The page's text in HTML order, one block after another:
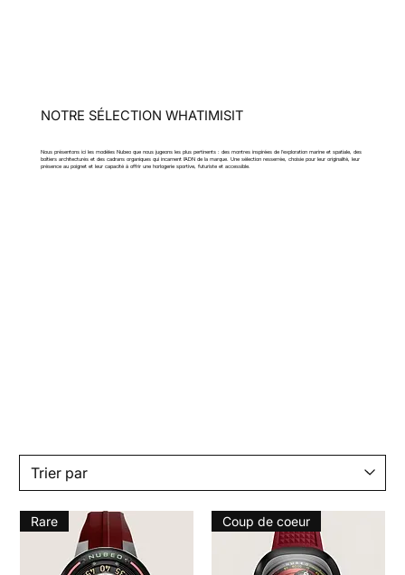
NOTRE SÉLECTION WHATIMISIT
Nous présentons ici les modèles Nubeo que nous jugeons les plus pertinents : des montres inspirées de l’exploration marine et spatiale, des
boîtiers architecturés et des cadrans organiques qui incarnent l’ADN de la marque. Une sélection resserrée, choisie pour leur originalité, leur
présence au poignet et leur capacité à offrir une horlogerie sportive, futuriste et accessible.
Rare Coup de coeur